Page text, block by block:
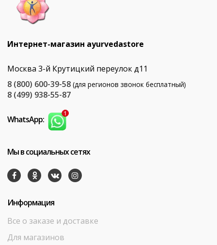
Интернет-магазин ayurvedastore
Москва 3-й Крутицкий переулок д11
8 (800) 600-39-58 (для регионов звонок бесплатный)
8 (499) 938-55-87
WhatsApp:
Мы в социальных сетях
Информация
Все о заказе и доставке
Для магазинов